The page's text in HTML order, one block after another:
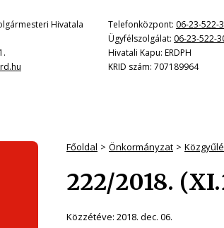
Hivatala
Telefonközpont: 06-23-522-
Ügyfélszolgálat: 06-23-522-
Hivatali Kapu: ERDPH
KRID szám: 707189964
Főoldal Önkormányzat
222/2018.
Közzétéve: 2018. dec. 06.